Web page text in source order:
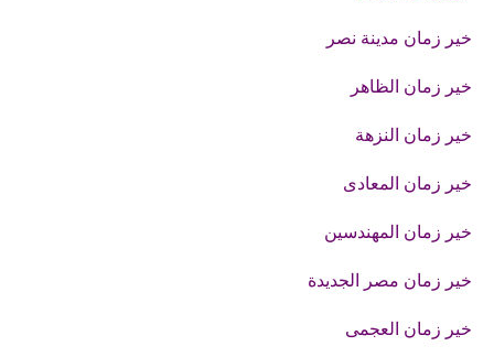
خير زمان مدينة نصر
خير زمان الظاهر
خير زمان النزهة
خير زمان المعادى
خير زمان المهندسين
خير زمان مصر الجديدة
خير زمان العجمى